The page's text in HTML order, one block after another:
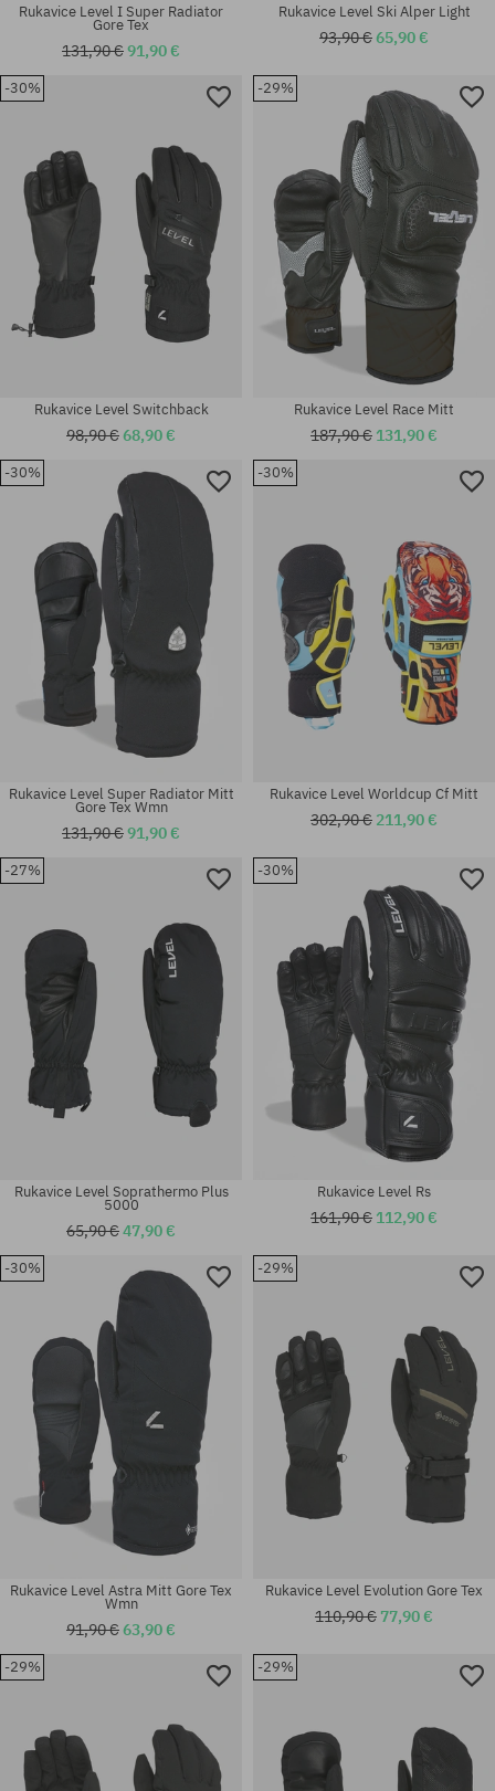
Dostupné veľkosti:
Dostupné veľkosti:
S; M; XL; M-L; S-M
Rukavice Level I Super Radiator
Gore Tex
131,90 €91,90 €
Rukavice Level Ski Alper Light
93,90 €65,90 €
-30%
Rukavice Level Switchback
98,90 €68,90 €
-29%
Dostupné veľkosti:
S; M; M-L; S-M
Rukavice Level Race Mitt
187,90 € 131,90 €
-30%
Dostupné veľkosti:
Rukavice Level Super Radiator Mitt
Gore Tex Wmn
131,90 €91,90 €
-30%
Dostupné veľkosti:
Rukavice Level Worldcup Cf Mitt
302,90 € 211,90 €
-27%
Dostupné veľkosti:
Rukavice Level Soprathermo Plus
5000
65,90 €47,90 €
-30%
Dostupné veľkosti:
Rukavice Level Rs
161,90 € 112,90 €
-30%
Rukavice Level Astra Mitt Gore Tex
Wmn
91,90 €63,90 €
-29%
Rukavice Level Evolution Gore Tex
110,90 € 77,90 €
-29% -29%